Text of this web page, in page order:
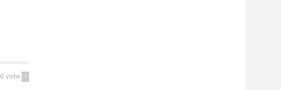
0vote -